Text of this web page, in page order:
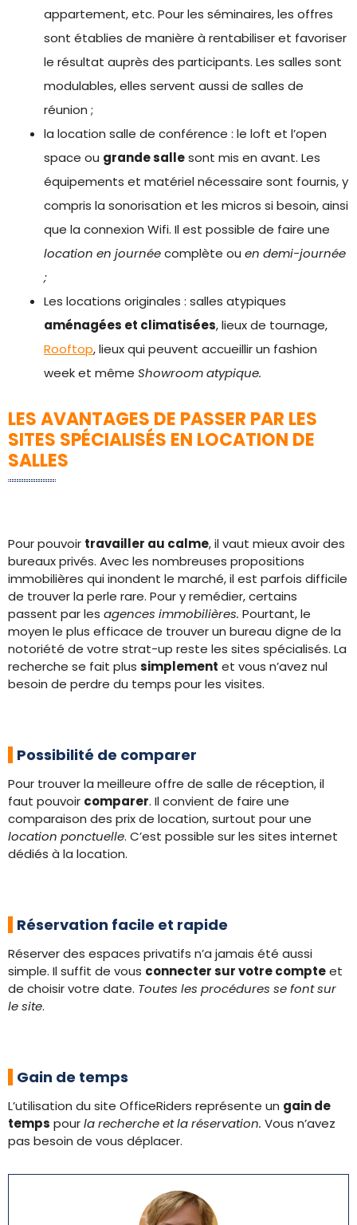
appartement, etc. Pour les séminaires, les offres
sont établies de manière à rentabiliser et favoriser
le résultat auprès des participants. Les salles sont
modulables, elles servent aussi de salles de
réunion ;
la location salle de conférence : le loft et l’open
space ou grande sallesont mis en avant. Les
équipements et matériel nécessaire sont fournis, y
compris la sonorisation et les micros si besoin, ainsi
que la connexion Wifi. Il est possible de faire une
location en journéecomplète ou en demi-journée
;
Les locations originales : salles atypiques
aménagées et climatisées, lieux de tournage,
Rooftop, lieux qui peuvent accueillir un fashion
week et même Showroom atypique.
LES AVANTAGES DE PASSER PAR LES
SITES SPÉCIALISÉS EN LOCATION DE
SALLES
Pour pouvoir travailler au calme, il vaut mieux avoir des
bureaux privés. Avec les nombreuses propositions
immobilières qui inondent le marché, il est parfois difficile
de trouver la perle rare. Pour y remédier, certains
passent par les agences immobilières. Pourtant, le
moyen le plus efficace de trouver un bureau digne de la
notoriété de votre strat-up reste les sites spécialisés. La
recherche se fait plus simplement et vous n’avez nul
besoin de perdre du temps pour les visites.
Possibilité de comparer
Pour trouver la meilleure offre de salle de réception, il
faut pouvoir comparer. Il convient de faire une
comparaison des prix de location, surtout pour une
location ponctuelle. C’est possible sur les sites internet
dédiés à la location.
Réservation facile et rapide
Réserver des espaces privatifs n’a jamais été aussi
simple. Il suffit de vous connecter sur votre compteet
de choisir votre date. Toutes les procédures se font sur
le site.
Gain de temps
L’utilisation du site OfficeRiders représente un gain de
temps pourla recherche et la réservation. Vous n’avez
pas besoin de vous déplacer.